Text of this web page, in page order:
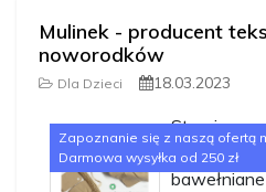
Mulinek - producent
noworodków
Dla Dzieci 18.03.2023
Zapoznanie się z naszą ofertą
Darmowa wysyłka od 250 zł
Stawiamy
poduszki